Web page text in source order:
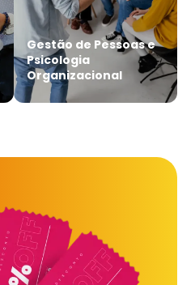
Gestão de Pessoas e
Psicologia
Organizacional